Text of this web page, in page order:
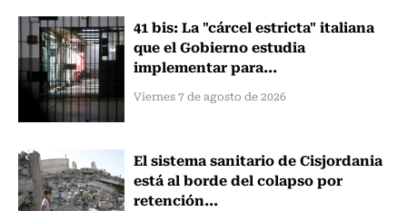
41 bis: La "cárcel estricta" italiana
que el Gobierno estudia
implementar para...
Viernes 7 de agosto de 2026
El sistema sanitario de Cisjordania
está al borde del colapso por
retención...